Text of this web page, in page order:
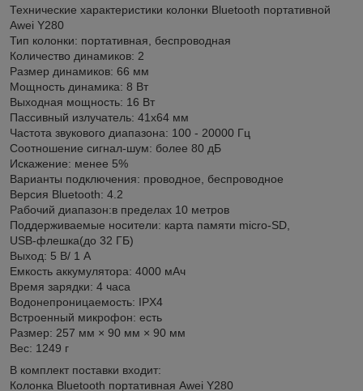
Технические характеристики колонки Bluetooth портативной
Awei Y280
Тип колонки: портативная, беспроводная
Количество динамиков: 2
Размер динамиков: 66 мм
Мощность динамика: 8 Вт
Выходная мощность: 16 Вт
Пассивный излучатель: 41х64 мм
Частота звукового диапазона: 100 - 20000 Гц
Соотношение сигнал-шум: более 80 дБ
Искажение: менее 5%
Варианты подключения: проводное, беспроводное
Версия Bluetooth: 4.2
Рабочий диапазон:в пределах 10 метров
Поддерживаемые носители: карта памяти micro-SD,
USB-флешка(до 32 ГБ)
Выход: 5 В/ 1 А
Емкость аккумулятора: 4000 мАч
Время зарядки: 4 часа
Водонепроницаемость: IPX4
Встроенный микрофон: есть
Размер: 257 мм × 90 мм × 90 мм
Вес: 1249 г
В комплект поставки входит:
Колонка Bluetooth портативная Awei Y280